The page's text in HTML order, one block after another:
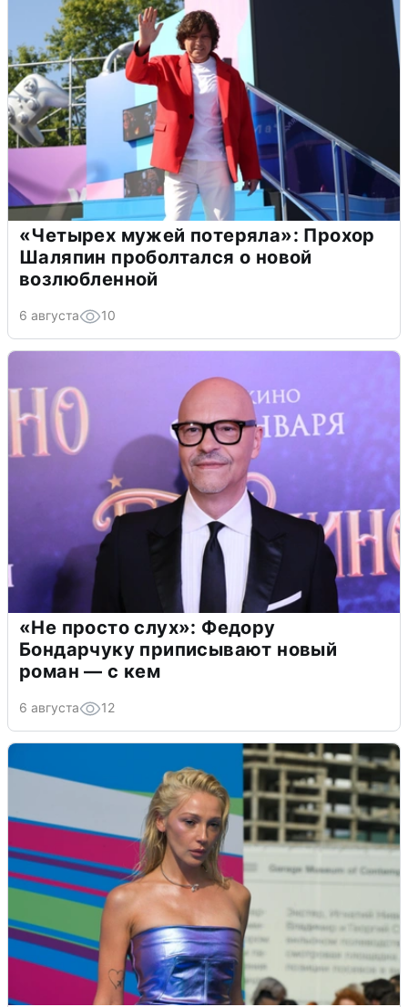
«Четырех мужей потеряла»: Прохор
Шаляпин проболтался о новой
возлюбленной
6 августа 10
«Не просто слух»: Федору
Бондарчуку приписывают новый
роман — с кем
6 августа 12